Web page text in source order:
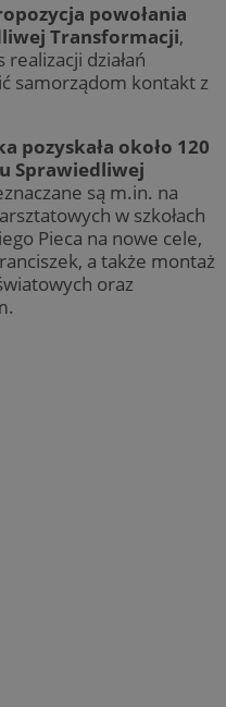
powołania
Transformacji,
działań
samorządom kontakt z
pozyskała około 120
Sprawiedliwej
są m.in. na
w szkołach
Pieca na nowe cele,
a także montaż
oraz